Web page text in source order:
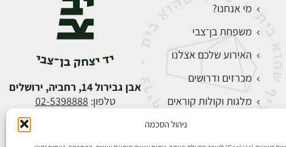
ניהול הסכמה
מי אנחנו?
משפחת בן־צבי
האירוע שלכם אצלנו
מכרזים ודרושים
מלגות וקולות קוראים
אבן גבירול 14, רחביה, ירושלים
טלפון: 02-5398888